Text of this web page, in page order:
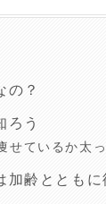
の？
ろう
せているか太
加齢ととも